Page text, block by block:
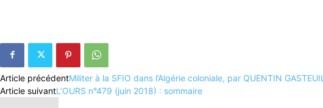
Article précédentMiliter à la SFIO dans l’Algérie coloniale, par QUENTIN GASTEUIL
Article suivantL’OURS n°479 (juin 2018) : sommaire